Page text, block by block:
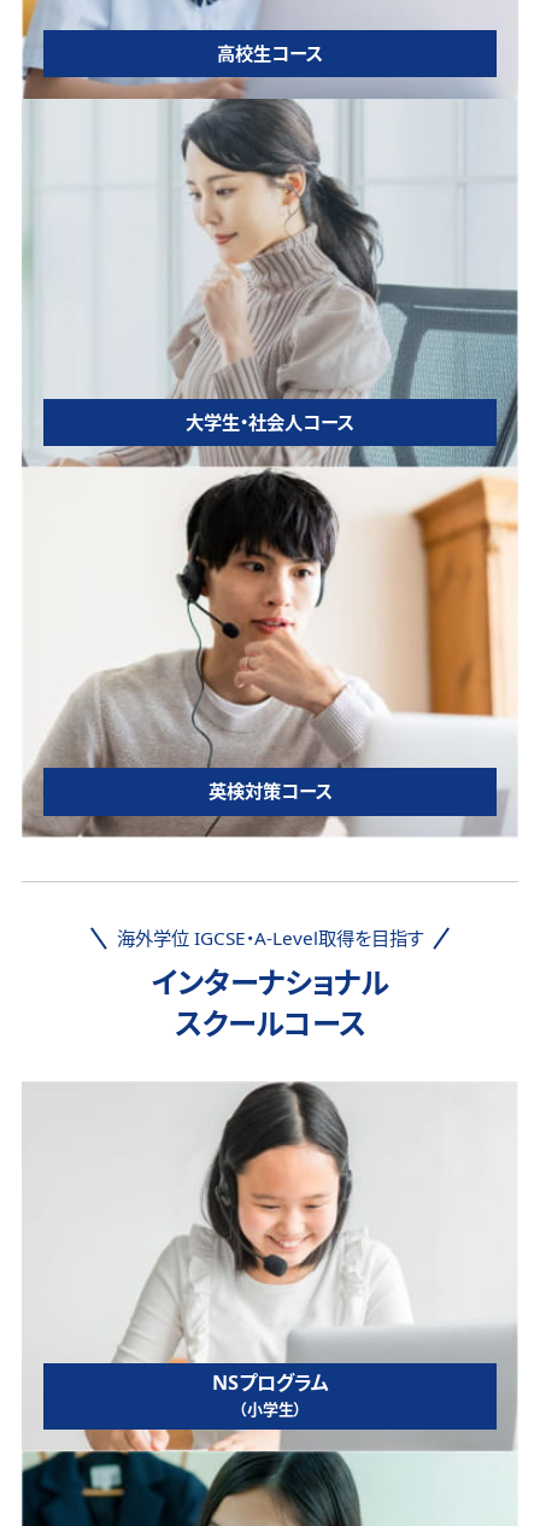
高校生コース
大学生・社会人コース
英検対策コース
海外学位 IGCSE・A-Level取得を目指す
インターナショナル
スクールコース
NSプログラム
（小学生）